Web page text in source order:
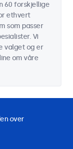
60 forskjellige
ethvert
som passer
Vi
valget og er
om våre
over